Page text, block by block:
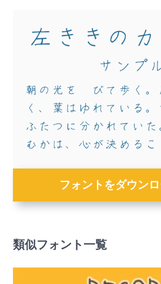
フォントをダウン
類似フォント一覧